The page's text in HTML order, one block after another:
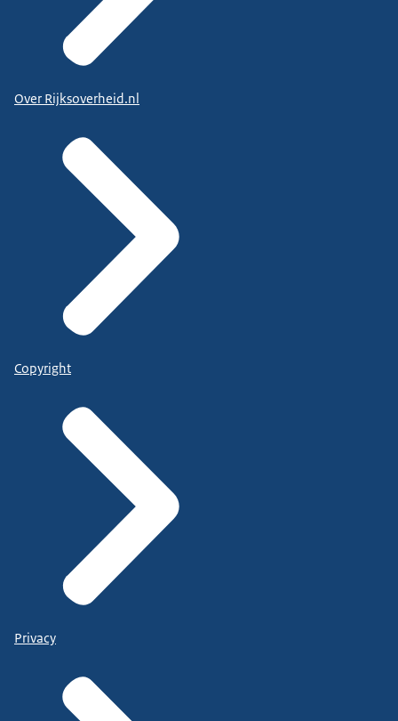
Over Rijksoverheid.nl
Copyright
Privacy